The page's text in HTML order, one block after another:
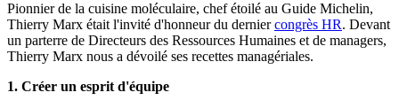
Pionnier de la cuisine moléculaire, chef étoilé au Guide Michelin,
Thierry Marx était l'invité d'honneur du derniercongrès HR. Devant
un parterre de Directeurs des Ressources Humaines et de managers,
Thierry Marx nous a dévoilé ses recettes managériales.
1. Créer un esprit d'équipe